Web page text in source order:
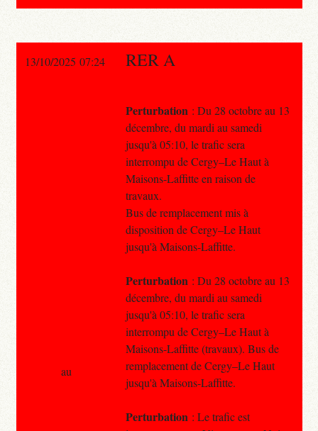
13/10/2025 07:24 RER A
Perturbation : Du 28 octobre au 13
décembre, du mardi au samedi
jusqu'à 05:10, le trafic sera
interrompu de Cergy–Le Haut à
Maisons-Laffitte en raison de
travaux.
Bus de remplacement mis à
disposition de Cergy–Le Haut
jusqu'à Maisons-Laffitte.
Perturbation : Du 28 octobre au 13
décembre, du mardi au samedi
jusqu'à 05:10, le trafic sera
interrompu de Cergy–Le Haut à
Maisons-Laffitte (travaux). Bus de
remplacement de Cergy–Le Haut
jusqu'à Maisons-Laffitte.
Perturbation : Le trafic est
au